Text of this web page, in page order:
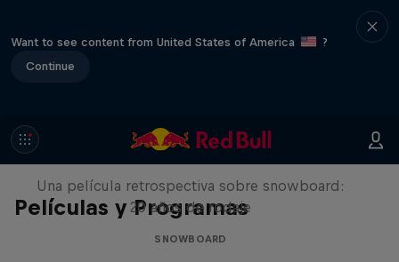
Want to see content from United States of America
?
Continue
Películas y Programas
Under Black Flag
Una película retrospectiva sobre snowboard:
20 años de rodaje
SNOWBOARD